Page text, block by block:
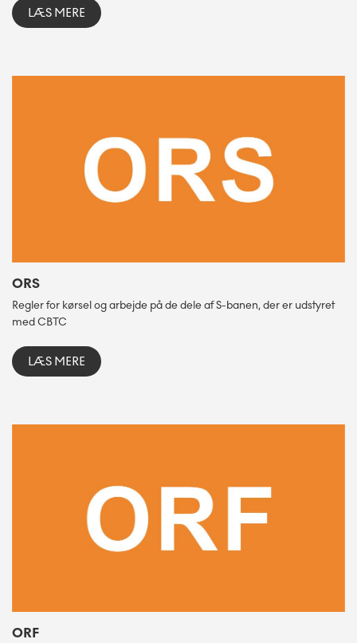
LÆS MERE
ORS
Regler for kørsel og arbejde på de dele af S-banen, der er udstyret
med CBTC
LÆS MERE
ORF